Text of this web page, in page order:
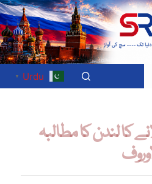
Urdu
▼
کا لندن کا مطالبہ